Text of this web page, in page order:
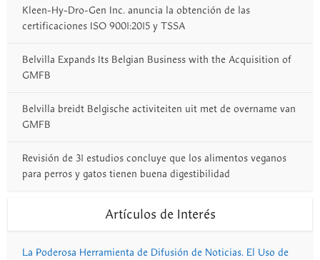
Kleen-Hy-Dro-Gen Inc. anuncia la obtención de las
certificaciones ISO 9001:2015 y TSSA
Belvilla Expands Its Belgian Business with the Acquisition of
GMFB
Belvilla breidt Belgische activiteiten uit met de overname van
GMFB
Revisión de 31 estudios concluye que los alimentos veganos
para perros y gatos tienen buena digestibilidad
Artículos de Interés
La Poderosa Herramienta de Difusión de Noticias. El Uso de